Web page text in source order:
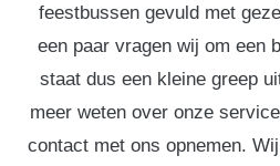
feestbussen gevuld met
een paar vragen wij om een
staat dus een kleine greep
meer weten over onze
contact met ons opnemen.